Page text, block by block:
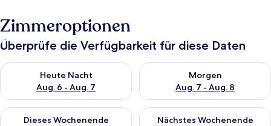
Zimmeroptionen
Überprüfe die Verfügbarkeit für diese Daten
Heute Nacht
Aug. 6 - Aug. 7
Überprüfe die Verfügbarkeit für heute Nacht, Aug. 6 - Aug. 7.
Morgen
Aug. 7 - Aug. 8
Überprüfe die Verfügbarkeit
Dieses Wochenende
Überprüfe die Verfügbarkeit für dieses Wochenende, Aug. 7
Nächstes Wochenende
Überprüfe die Verfügbarkeit